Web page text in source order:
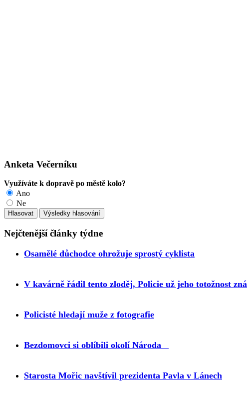
Anketa Večerníku
Využíváte k dopravě po městě kolo?
Ano
Ne
Nejčtenější články týdne
Osamělé důchodce ohrožuje sprostý cyklista
V kavárně řádil tento zloděj, Policie už jeho totožnost zná
Policisté hledají muže z fotografie
Bezdomovci si oblíbili okolí Národa
Starosta Mořic navštívil prezidenta Pavla v Lánech